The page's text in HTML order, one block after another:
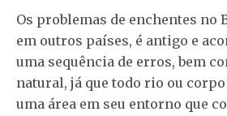
Os problemas de enchentes no
em outros países, é antigo e
uma sequência de erros, bem
natural, já que todo rio ou corpo
uma área em seu entorno que